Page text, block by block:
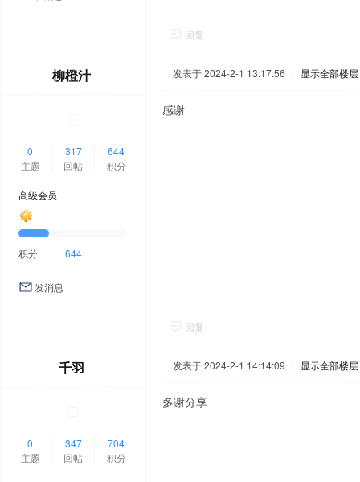
回复
柳橙汁
0
主题
317
回帖
644
积分
高级会员
积分 644
发消息
发表于 2024-2-1 13:17:56 显示全部楼层
感谢
回复
千羽
0
主题
347
回帖
704
积分
发表于 2024-2-1 14:14:09 显示全部楼层
多谢分享